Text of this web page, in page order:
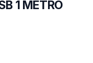
1 METRO